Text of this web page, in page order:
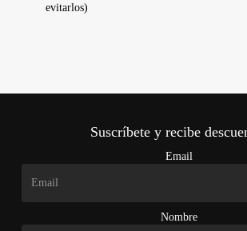
evitarlos)
Suscríbete y recibe
Email
Nombre